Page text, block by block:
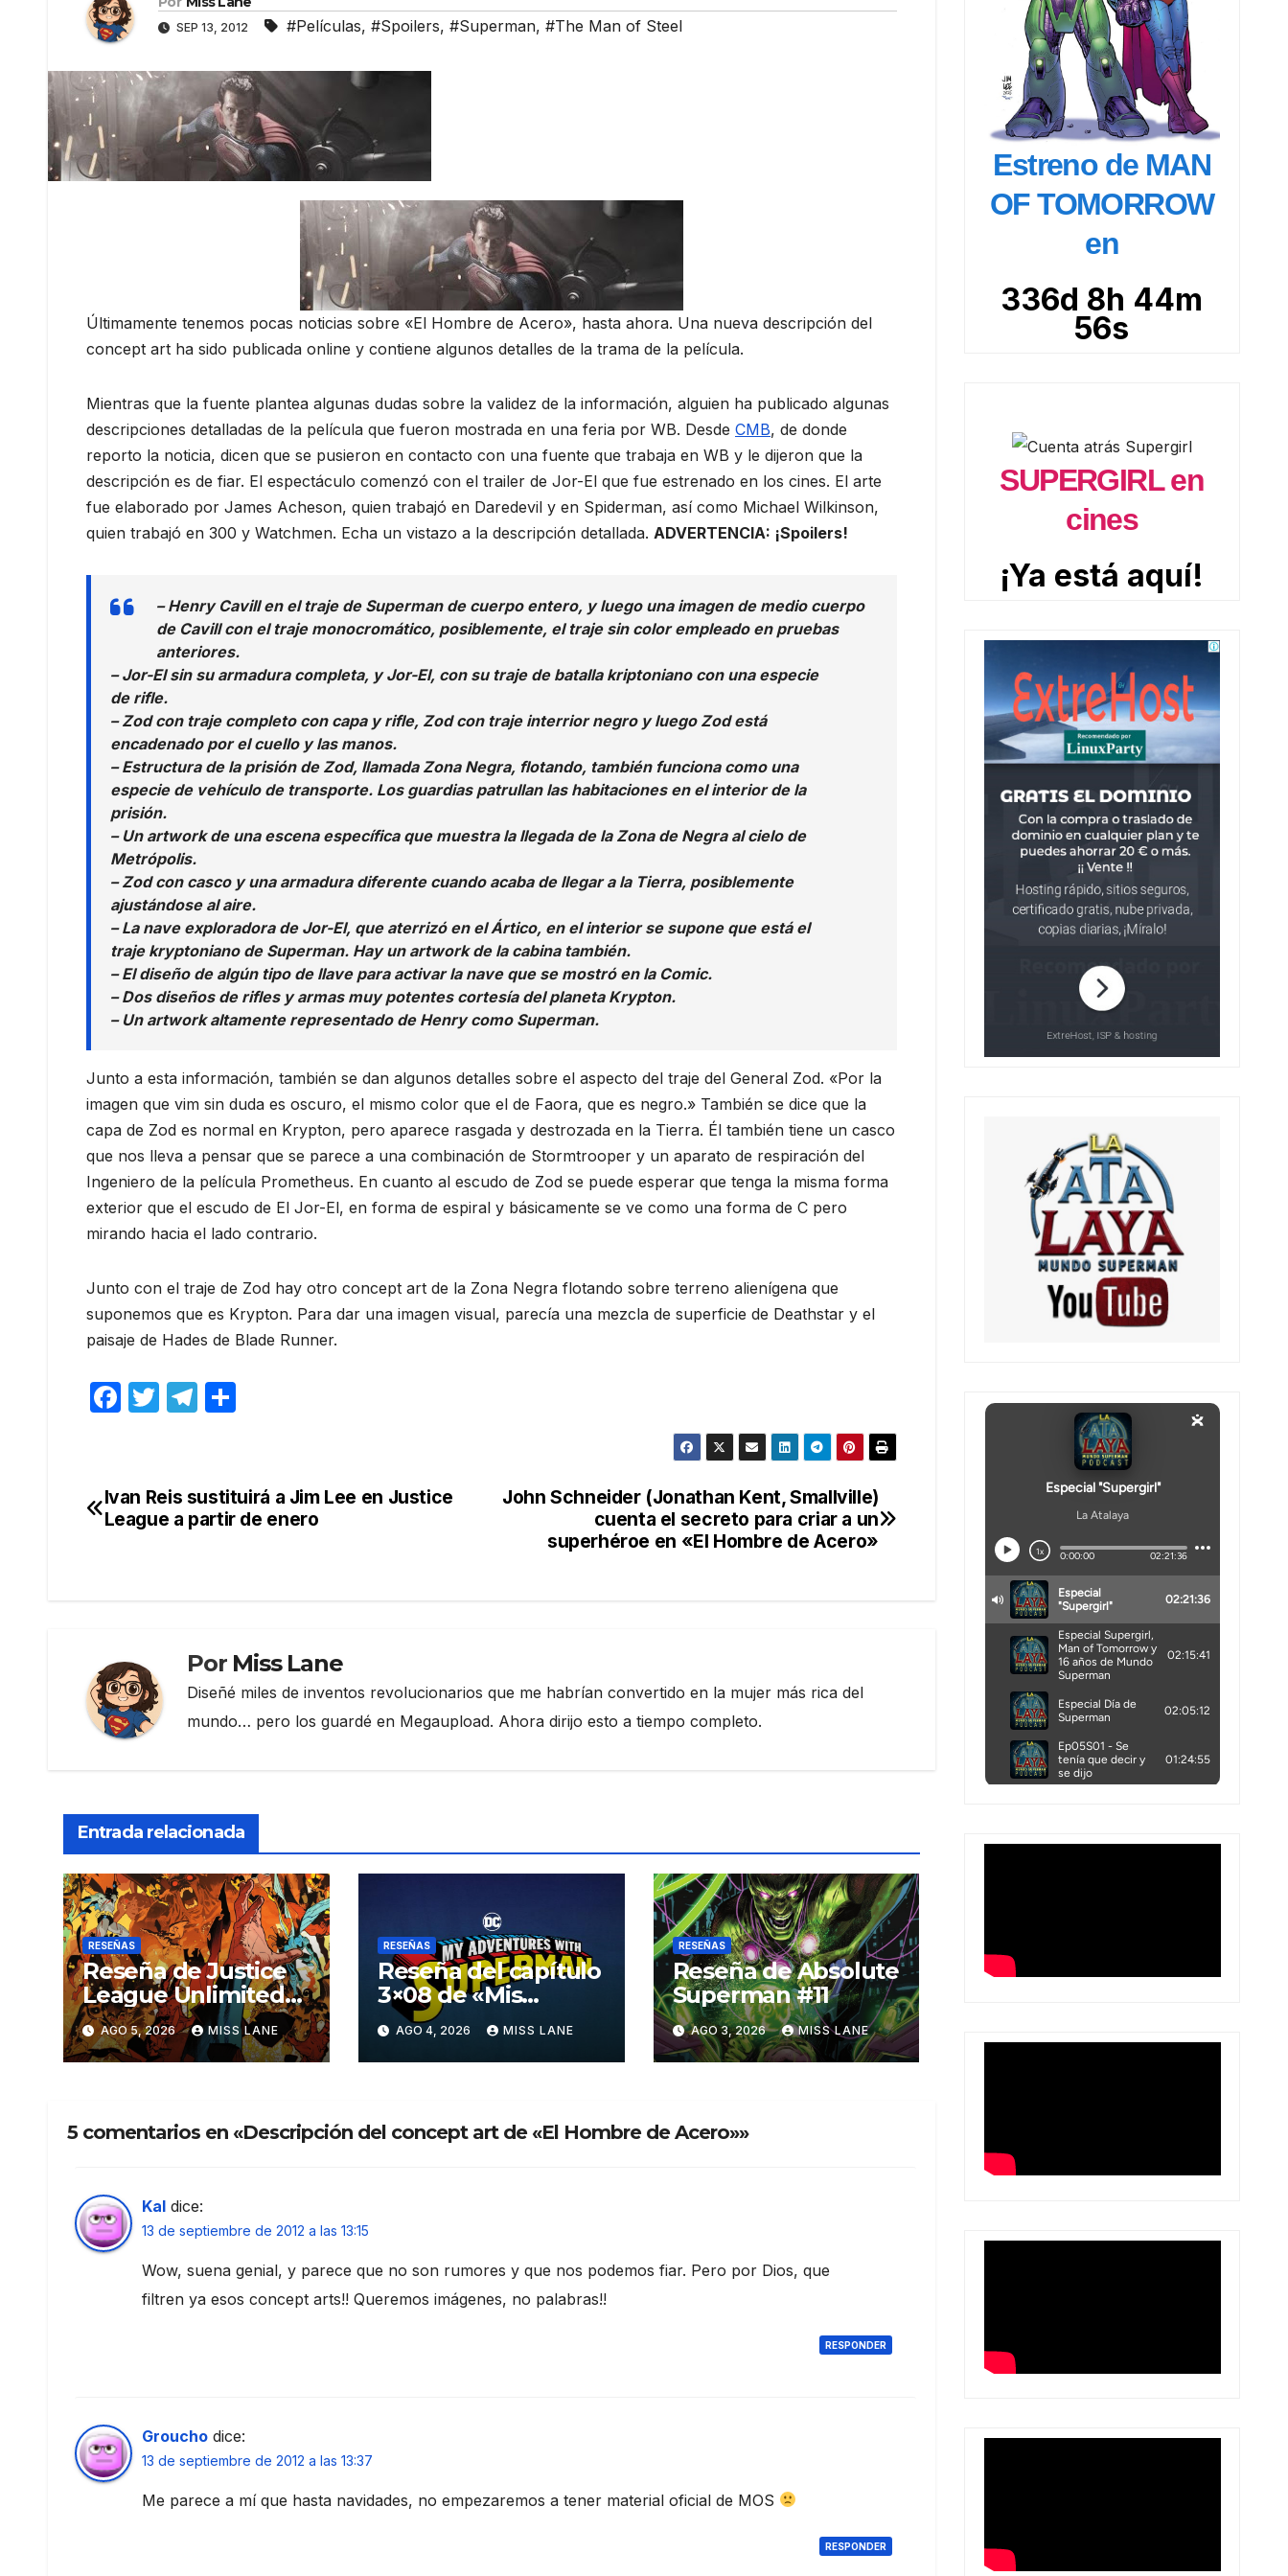
SEP 13, 2012 #Películas, #Spoilers, #Superman, #The Man of Steel
Últimamente tenemos pocas noticias sobre «El Hombre de Acero», hasta ahora. Una nueva descripción del
concept art ha sido publicada online y contiene algunos detalles de la trama de la película.
Mientras que la fuente plantea algunas dudas sobre la validez de la información, alguien ha publicado algunas
descripciones detalladas de la película que fueron mostrada en una feria por WB. Desde CMB, de donde
reporto la noticia, dicen que se pusieron en contacto con una fuente que trabaja en WB y le dijeron que la
descripción es de fiar. El espectáculo comenzó con el trailer de Jor-El que fue estrenado en los cines. El arte
fue elaborado por James Acheson, quien trabajó en Daredevil y en Spiderman, así como Michael Wilkinson,
quien trabajó en 300 y Watchmen. Echa un vistazo a la descripción detallada. ADVERTENCIA: ¡Spoilers!
– Henry Cavill en el traje de Superman de cuerpo entero, y luego una imagen de medio cuerpo
de Cavill con el traje monocromático, posiblemente, el traje sin color empleado en pruebas
anteriores.
– Jor-El sin su armadura completa, y Jor-El, con su traje de batalla kriptoniano con una especie
de rifle.
– Zod con traje completo con capa y rifle, Zod con traje interrior negro y luego Zod está
encadenado por el cuello y las manos.
– Estructura de la prisión de Zod, llamada Zona Negra, flotando, también funciona como una
especie de vehículo de transporte. Los guardias patrullan las habitaciones en el interior de la
prisión.
– Un artwork de una escena específica que muestra la llegada de la Zona de Negra al cielo de
Metrópolis.
– Zod con casco y una armadura diferente cuando acaba de llegar a la Tierra, posiblemente
ajustándose al aire.
– La nave exploradora de Jor-El, que aterrizó en el Ártico, en el interior se supone que está el
traje kryptoniano de Superman. Hay un artwork de la cabina también.
– El diseño de algún tipo de llave para activar la nave que se mostró en la Comic.
– Dos diseños de rifles y armas muy potentes cortesía del planeta Krypton.
– Un artwork altamente representado de Henry como Superman.
Junto a esta información, también se dan algunos detalles sobre el aspecto del traje del General Zod. «Por la
imagen que vim sin duda es oscuro, el mismo color que el de Faora, que es negro.» También se dice que la
capa de Zod es normal en Krypton, pero aparece rasgada y destrozada en la Tierra. Él también tiene un casco
que nos lleva a pensar que se parece a una combinación de Stormtrooper y un aparato de respiración del
Ingeniero de la película Prometheus. En cuanto al escudo de Zod se puede esperar que tenga la misma forma
exterior que el escudo de El Jor-El, en forma de espiral y básicamente se ve como una forma de C pero
mirando hacia el lado contrario.
Junto con el traje de Zod hay otro concept art de la Zona Negra flotando sobre terreno alienígena que
suponemos que es Krypton. Para dar una imagen visual, parecía una mezcla de superficie de Deathstar y el
paisaje de Hades de Blade Runner.
F
e
b
T
er
T
gr
a
p
ar
Navegación
John Schneider (Jonathan Kent, Smallville)
cuenta el secreto para criar a un
superhéroe en «El Hombre de Acero»
Ivan Reis sustituirá a Jim Lee en Justice
League a partir de enero
Por Miss Lane
Diseñé miles de inventos revolucionarios que me habrían convertido en la mujer más rica del
mundo… pero los guardé en Megaupload. Ahora dirijo esto a tiempo completo.
Entrada relacionada
RESEÑAS
Reseña de Justice
League Unlimited
#11AGO 5, 2026 MISS LANE
RESEÑAS
Reseña del capítulo
3×08 de «Mis
aventuras con
Superman»
AGO 4, 2026 MISS LANE
RESEÑAS
Reseña de Absolute
Superman #11
AGO 3, 2026 MISS LANE
5 comentarios en «Descripción del concept art de «El Hombre de Acero»»
Kal dice:
13 de septiembre de 2012 a las 13:15
Wow, suena genial, y parece que no son rumores y que nos podemos fiar. Pero por Dios, que
filtren ya esos concept arts!! Queremos imágenes, no palabras!!
RESPONDER
Groucho dice:
13 de septiembre de 2012 a las 13:37
Me parece a mí que hasta navidades, no empezaremos a tener material oficial de MOS
RESPONDER
Estreno de MAN
OF TOMORROW
en
336d 8h 44m
55s
SUPERGIRL en
cines
¡Ya está aquí!